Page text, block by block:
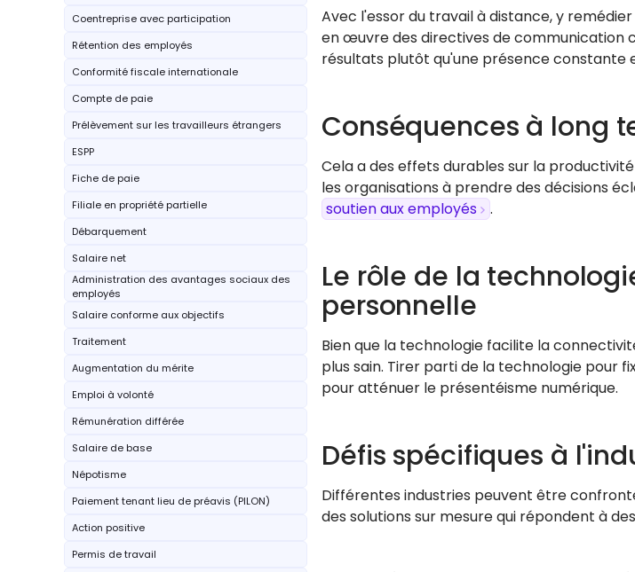
Coentreprise avec participation
Rétention des employés
Conformité fiscale internationale
Compte de paie
Prélèvement sur les travailleurs étrangers
ESPP
Fiche de paie
Filiale en propriété partielle
Débarquement
Salaire net
Administration des avantages sociaux des
employés
Salaire conforme aux objectifs
Traitement
Augmentation du mérite
Emploi à volonté
Rémunération différée
Salaire de base
Népotisme
Paiement tenant lieu de préavis (PILON)
Action positive
Permis de travail
Avec l'essor du travail à distance, y
en œuvre des directives de communication
résultats plutôt qu'une présence constante
Conséquences à long
Cela a des effets durables sur la
les organisations à prendre des décisions
soutien aux employés
.
Le rôle de la
personnelle
Bien que la technologie facilite la
plus sain. Tirer parti de la technologie pour
pour atténuer le présentéisme numérique.
Défis spécifiques à
Différentes industries peuvent être
des solutions sur mesure qui répondent à